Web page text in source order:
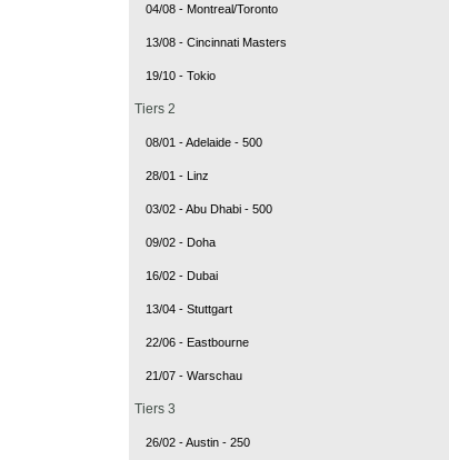
04/08 - Montreal/Toronto
13/08 - Cincinnati Masters
19/10 - Tokio
Tiers 2
08/01 - Adelaide - 500
28/01 - Linz
03/02 - Abu Dhabi - 500
09/02 - Doha
16/02 - Dubai
13/04 - Stuttgart
22/06 - Eastbourne
21/07 - Warschau
Tiers 3
26/02 - Austin - 250